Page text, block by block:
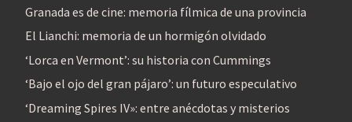
Granada es de cine: memoria fílmica de una provincia
El Lianchi: memoria de un hormigón olvidado
‘Lorca en Vermont’: su historia con Cummings
‘Bajo el ojo del gran pájaro’: un futuro especulativo
‘Dreaming Spires IV»: entre anécdotas y misterios